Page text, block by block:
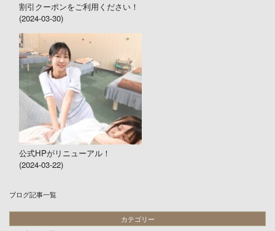
割引クーポンをご利用ください！
(2024-03-30)
公式HPがリニューアル！
(2024-03-22)
ブログ記事一覧
カテゴリー